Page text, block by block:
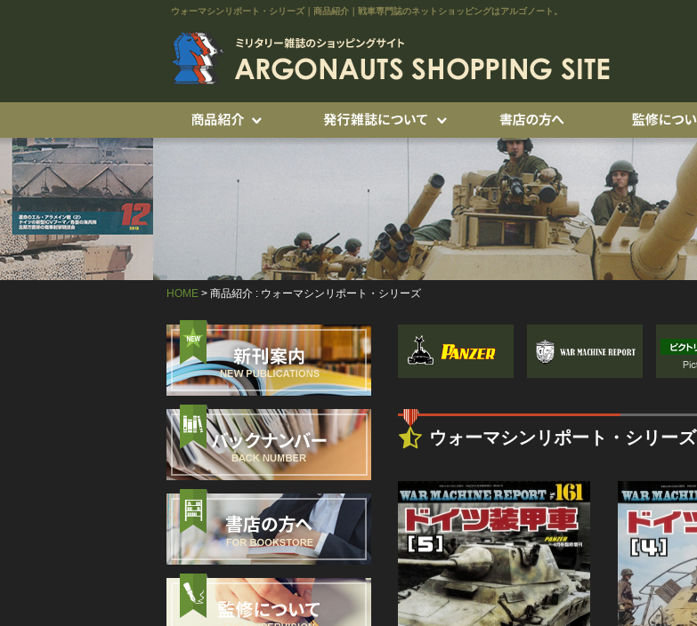
ウォーマシンリポート・シリーズ｜商品紹介｜戦車専門誌のネットショッピングはアルゴノート。
HOME > 商品紹介 : ウォーマシンリポート・シリーズ
ウォーマシンリポート・シリーズ